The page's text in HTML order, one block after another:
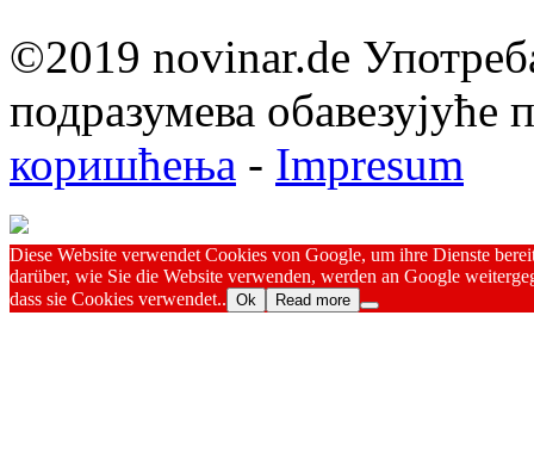
©2019 novinar.de
подразумева обавезујуће
коришћења - Impresum
Diese Website verwendet Cookies von Google, um ihre Dienste
darüber, wie Sie die Website verwenden, werden an Google
dass sie Cookies verwendet.. Ok Read more